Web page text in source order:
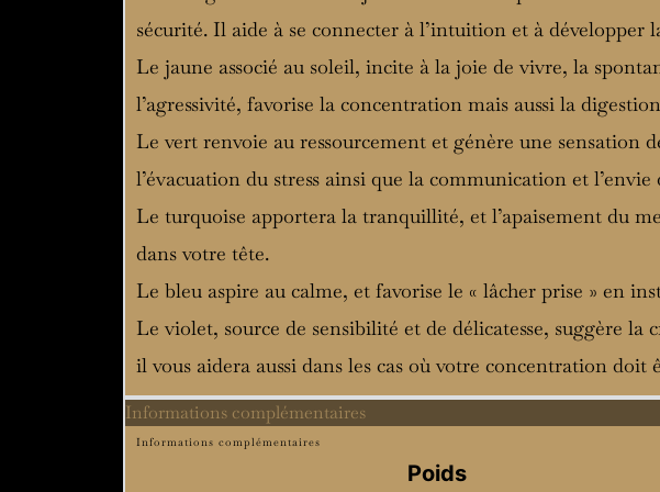
sécurité. Il aide à se connecter à l’intuition et à développer
Le jaune associé au soleil, incite à la joie de vivre, la
l’agressivité, favorise la concentration mais aussi la
Le vert renvoie au ressourcement et génère une
l’évacuation du stress ainsi que la communication et l’envie
Le turquoise apportera la tranquillité, et l’apaisement du
dans votre tête.
Le bleu aspire au calme, et favorise le « lâcher prise » en
Le violet, source de sensibilité et de délicatesse, suggère
il vous aidera aussi dans les cas où votre concentration doit
Informations complémentaires
Informations complémentaires
Poids